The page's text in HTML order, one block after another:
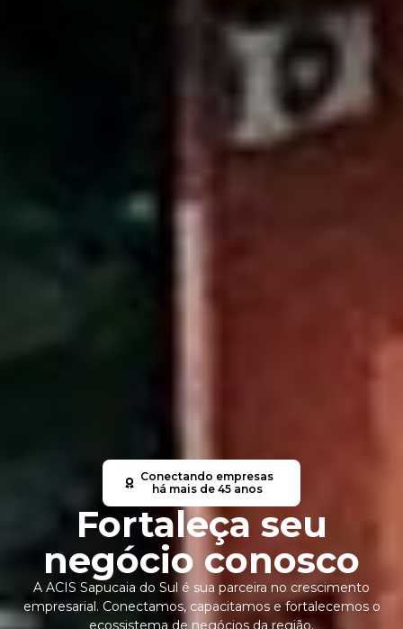
Conectando empresas
há mais de 45 anos
Fortaleça seu
negócio conosco
A ACIS Sapucaia do Sul é sua parceira no crescimento
empresarial. Conectamos, capacitamos e fortalecemos o
ecossistema de negócios da região.